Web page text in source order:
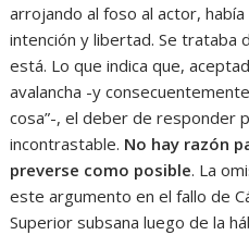
arrojando al foso al actor,
intención y libertad. Se trataba
está. Lo que indica que,
avalancha -y
cosa”-, el deber de responder
incontrastable. No hay razón
preverse como posible. La
este argumento en el fallo de
Superior subsana luego de la